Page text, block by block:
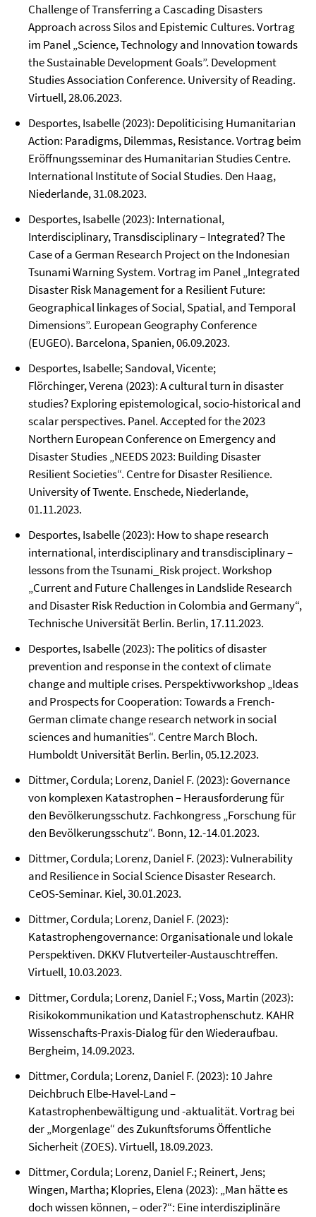
Challenge of Transferring a Cascading Disasters
Approach across Silos and Epistemic Cultures. Vortrag
im Panel „Science, Technology and Innovation towards
the Sustainable Development Goals”. Development
Studies Association Conference. University of Reading.
Virtuell, 28.06.2023.
Desportes, Isabelle (2023): Depoliticising Humanitarian
Action: Paradigms, Dilemmas, Resistance. Vortrag beim
Eröffnungsseminar des Humanitarian Studies Centre.
International Institute of Social Studies. Den Haag,
Niederlande, 31.08.2023.
Desportes, Isabelle (2023): International,
Interdisciplinary, Transdisciplinary – Integrated? The
Case of a German Research Project on the Indonesian
Tsunami Warning System. Vortrag im Panel „Integrated
Disaster Risk Management for a Resilient Future:
Geographical linkages of Social, Spatial, and Temporal
Dimensions”. European Geography Conference
(EUGEO). Barcelona, Spanien, 06.09.2023.
Desportes, Isabelle; Sandoval, Vicente;
Flörchinger, Verena (2023): A cultural turn in disaster
studies? Exploring epistemological, socio-historical and
scalar perspectives. Panel. Accepted for the 2023
Northern European Conference on Emergency and
Disaster Studies „NEEDS 2023: Building Disaster
Resilient Societies“. Centre for Disaster Resilience.
University of Twente. Enschede, Niederlande,
01.11.2023.
Desportes, Isabelle (2023): How to shape research
international, interdisciplinary and transdisciplinary –
lessons from the Tsunami_Risk project. Workshop
„Current and Future Challenges in Landslide Research
and Disaster Risk Reduction in Colombia and Germany“,
Technische Universität Berlin. Berlin, 17.11.2023.
Desportes, Isabelle (2023): The politics of disaster
prevention and response in the context of climate
change and multiple crises. Perspektivworkshop „Ideas
and Prospects for Cooperation: Towards a French-
German climate change research network in social
sciences and humanities“. Centre March Bloch.
Humboldt Universität Berlin. Berlin, 05.12.2023.
Dittmer, Cordula; Lorenz, Daniel F. (2023): Governance
von komplexen Katastrophen – Herausforderung für
den Bevölkerungsschutz. Fachkongress „Forschung für
den Bevölkerungsschutz“. Bonn, 12.-14.01.2023.
Dittmer, Cordula; Lorenz, Daniel F. (2023): Vulnerability
and Resilience in Social Science Disaster Research.
CeOS-Seminar. Kiel, 30.01.2023.
Dittmer, Cordula; Lorenz, Daniel F. (2023):
Katastrophengovernance: Organisationale und lokale
Perspektiven. DKKV Flutverteiler-Austauschtreffen.
Virtuell, 10.03.2023.
Dittmer, Cordula; Lorenz, Daniel F.; Voss, Martin (2023):
Risikokommunikation und Katastrophenschutz. KAHR
Wissenschafts-Praxis-Dialog für den Wiederaufbau.
Bergheim, 14.09.2023.
Dittmer, Cordula; Lorenz, Daniel F. (2023): 10 Jahre
Deichbruch Elbe-Havel-Land –
Katastrophenbewältigung und -aktualität. Vortrag bei
der „Morgenlage“ des Zukunftsforums Öffentliche
Sicherheit (ZOES). Virtuell, 18.09.2023.
Dittmer, Cordula; Lorenz, Daniel F.; Reinert, Jens;
Wingen, Martha; Klopries, Elena (2023): „Man hätte es
doch wissen können, – oder?“: Eine interdisziplinäre